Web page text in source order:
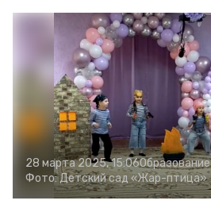
28 марта 2025, 15:06Образование
Фото:Детский сад «Жар-птица»